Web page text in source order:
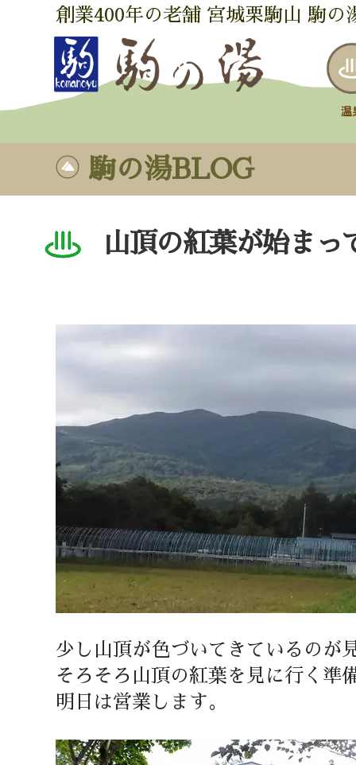
創業400年の老舗 宮城栗駒山 駒の
駒の湯BLOG
山頂の紅葉が始まっ
少し山頂が色づいてきているのが
そろそろ山頂の紅葉を見に行く準
明日は営業します。